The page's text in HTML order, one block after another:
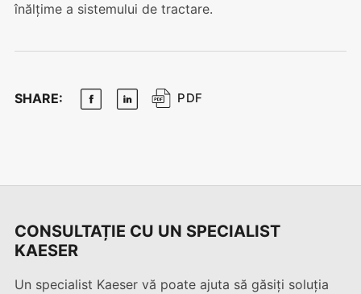
înălțime a sistemului de tractare.
SHARE: PDF
CONSULTAȚIE CU UN SPECIALIST
KAESER
Un specialist Kaeser vă poate ajuta să găsiți soluția